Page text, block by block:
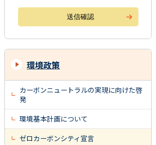
環境政策
カーボンニュートラルの実現に向けた啓
発
環境基本計画について
ゼロカーボンシティ宣言